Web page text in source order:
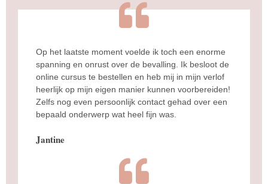
Op het laatste moment voelde ik toch een enorme
spanning en onrust over de bevalling. Ik besloot de
online cursus te bestellen en heb mij in mijn verlof
heerlijk op mijn eigen manier kunnen voorbereiden!
Zelfs nog even persoonlijk contact gehad over een
bepaald onderwerp wat heel fijn was.
Jantine